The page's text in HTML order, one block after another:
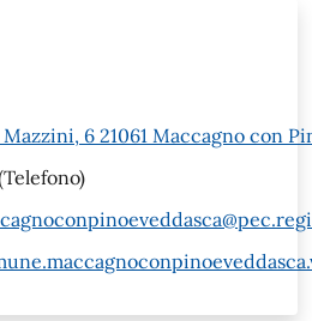
6 21061 Maccagno con